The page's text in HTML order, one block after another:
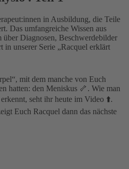
in Ausbildung, die Teile
Das umfangreiche Wissen aus
über Diagnosen, Beschwerdebilder
in unserer Serie „Racquel erklärt
mit dem manche von Euch
hatten: den Meniskus 🦴. Wie man
seht ihr heute im Video ⬆️.
Euch Racquel dann das nächste